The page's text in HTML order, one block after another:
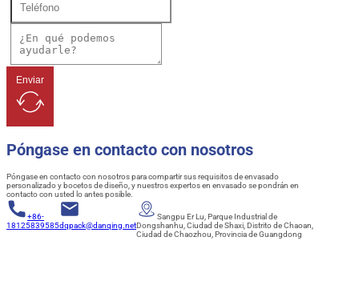
Enviar
Póngase en contacto con nosotros
Póngase en contacto con nosotros para compartir sus requisitos de envasado
personalizado y bocetos de diseño, y nuestros expertos en envasado se pondrán en
contacto con usted lo antes posible.
+86-
18125839585dqpack@danqing.net
Sangpu Er Lu, Parque Industrial de
Dongshanhu, Ciudad de Shaxi, Distrito de Chaoan,
Ciudad de Chaozhou, Provincia de Guangdong